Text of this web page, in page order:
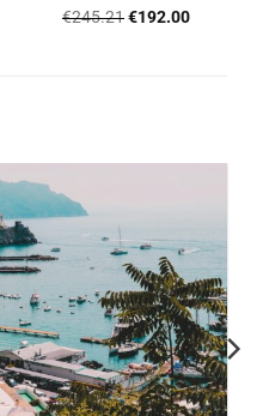
Įvertinimas:
€245.21Original
€192.00Current